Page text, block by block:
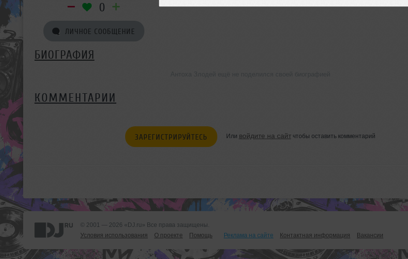
0
ЛИЧНОЕ СООБЩЕНИЕ
БИОГРАФИЯ
КОММЕНТАРИИ
ЗАРЕГИСТРИРУЙТЕСЬ Или войдите на сайтчтобы оставить комментарий
© 2001 — 2026 «DJ.ru» Все права защищены.
Условия использования
О проекте Помощь Реклама на сайте Контактная информация Вакансии